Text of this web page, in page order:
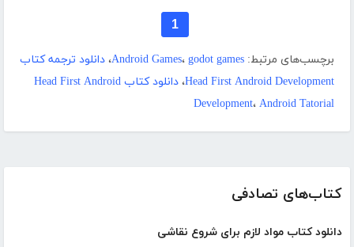
کتاب‌های تصادفی
دانلود کتاب مواد لازم برای شروع نقاشی
1
برچسب‌های مرتبط: Android Games، godot games ، دانلود ترجمه کتاب
Head First Android Development،
دانلود کتاب Head First Android
Development، Android Tatorial